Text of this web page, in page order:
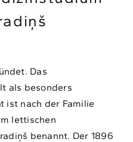
Das
als besonders
ist nach der Familie
lettischen
benannt. Der 1896